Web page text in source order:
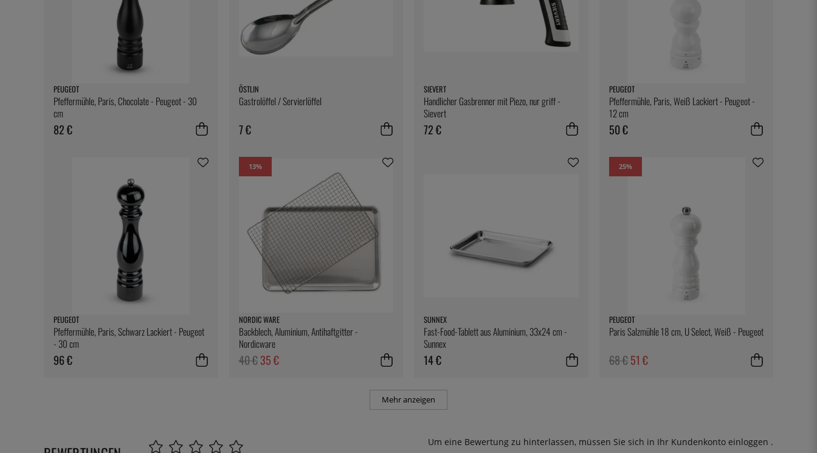
PEUGEOT
Pfeffermühle, Paris, Chocolate - Peugeot - 30
cm
82 €
ÖSTLIN
Gastrolöffel / Servierlöffel
7 €
SIEVERT
Handlicher Gasbrenner mit Piezo, nur griff -
Sievert
72 €
PEUGEOT
Pfeffermühle, Paris, Weiß Lackiert - Peugeot -
12 cm
50 €
PEUGEOT
Pfeffermühle, Paris, Schwarz Lackiert - Peugeot
- 30 cm
96 €
13%
NORDIC WARE
Backblech, Aluminium, Antihaftgitter -
Nordicware
40 € 35 €
SUNNEX
Fast-Food-Tablett aus Aluminium, 33x24 cm -
Sunnex
14 €
25%
PEUGEOT
Paris Salzmühle 18 cm, U Select, Weiß - Peugeot
68 € 51 €
Mehr anzeigen
Um eine Bewertung zu hinterlassen, müssen Sie sich in Ihr Kundenkonto einloggen .